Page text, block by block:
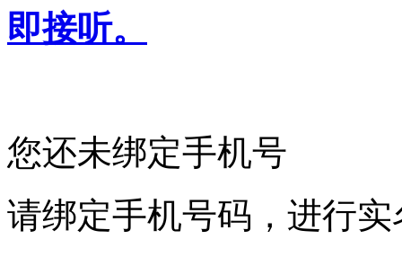
即接听。
您还未绑定手机号
请绑定手机号码，进行